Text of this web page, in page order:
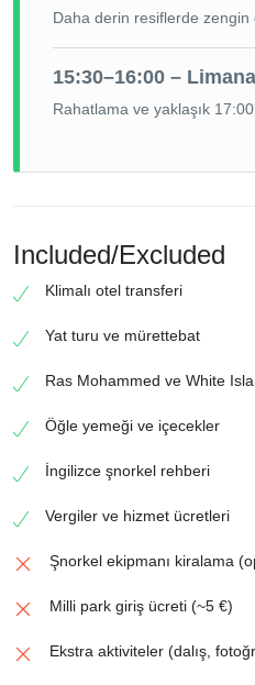
Daha derin resiflerde zengin
15:30–16:00 –
Rahatlama ve yaklaşık
Included/Excluded
Klimalı otel transferi
Yat turu ve mürettebat
Ras Mohammed ve White
Öğle yemeği ve içecekler
İngilizce şnorkel rehberi
Vergiler ve hizmet ücretleri
Şnorkel ekipmanı kiralama
Milli park giriş ücreti (~5 €)
Ekstra aktiviteler (dalış,